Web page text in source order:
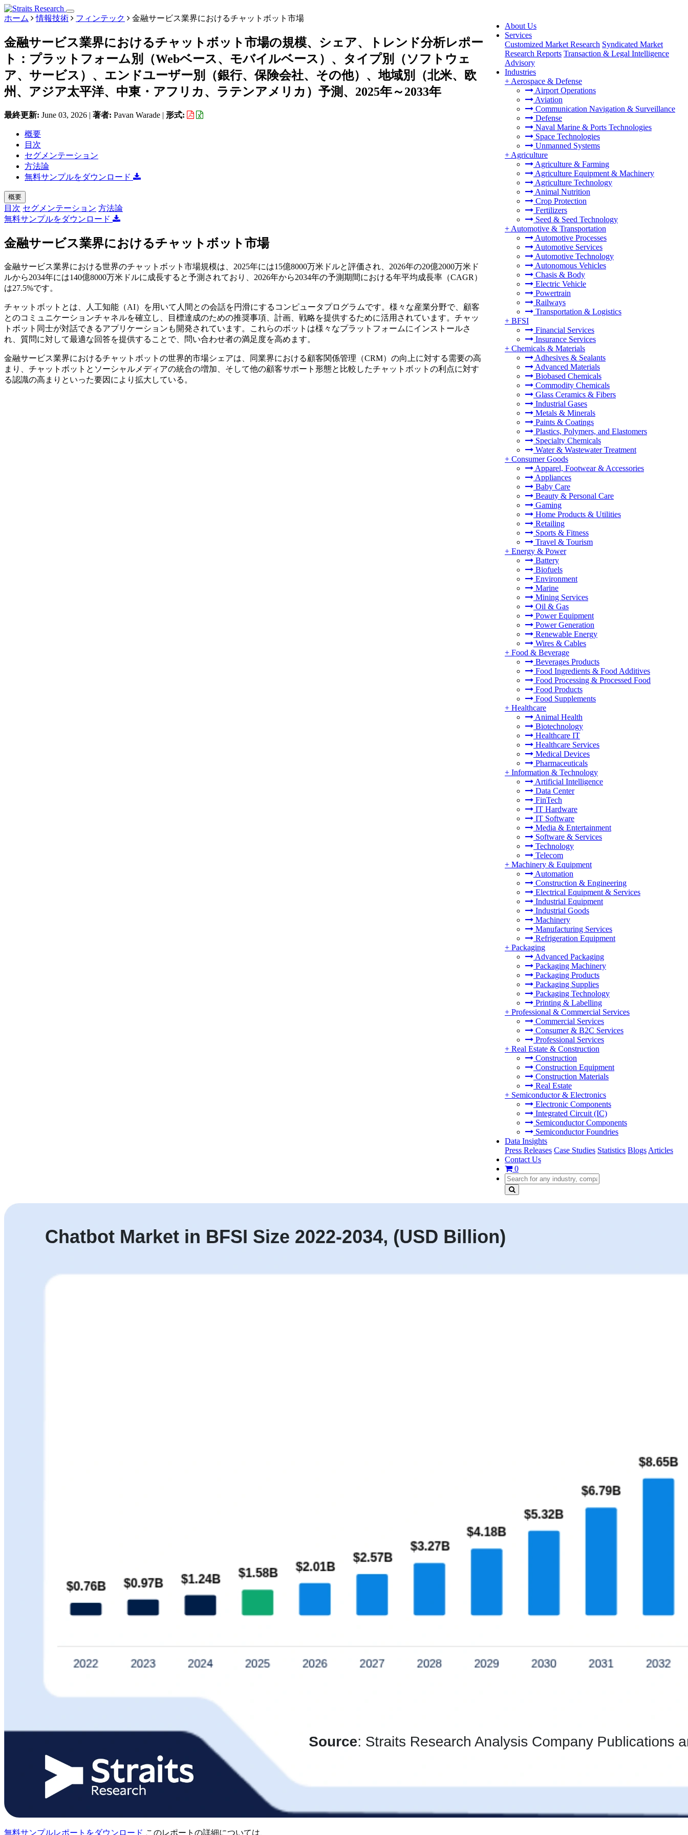
About Us
Services
Customized Market Research Syndicated Market
Research Reports Transaction & Legal Intelligence
Advisory
Industries
+ Aerospace & Defense
Airport Operations
Aviation
Communication Navigation & Surveillance
Defense
Naval Marine & Ports Technologies
Space Technologies
Unmanned Systems
+ Agriculture
Agriculture & Farming
Agriculture Equipment & Machinery
Agriculture Technology
Animal Nutrition
Crop Protection
Fertilizers
Seed & Seed Technology
+ Automotive & Transportation
Automotive Processes
Automotive Services
Automotive Technology
Autonomous Vehicles
Chasis & Body
Electric Vehicle
Powertrain
Railways
Transportation & Logistics
+ BFSI
Financial Services
Insurance Services
+ Chemicals & Materials
Adhesives & Sealants
Advanced Materials
Biobased Chemicals
Commodity Chemicals
Glass Ceramics & Fibers
Industrial Gases
Metals & Minerals
Paints & Coatings
Plastics, Polymers, and Elastomers
Specialty Chemicals
Water & Wastewater Treatment
+ Consumer Goods
Apparel, Footwear & Accessories
Appliances
Baby Care
Beauty & Personal Care
Gaming
Home Products & Utilities
Retailing
Sports & Fitness
Travel & Tourism
+ Energy & Power
Battery
Biofuels
Environment
Marine
Mining Services
Oil & Gas
Power Equipment
Power Generation
Renewable Energy
Wires & Cables
+ Food & Beverage
Beverages Products
Food Ingredients & Food Additives
Food Processing & Processed Food
Food Products
Food Supplements
+ Healthcare
Animal Health
Biotechnology
Healthcare IT
Healthcare Services
Medical Devices
Pharmaceuticals
+ Information & Technology
Artificial Intelligence
Data Center
FinTech
IT Hardware
IT Software
Media & Entertainment
Software & Services
Technology
Telecom
+ Machinery & Equipment
Automation
Construction & Engineering
Electrical Equipment & Services
Industrial Equipment
Industrial Goods
Machinery
Manufacturing Services
Refrigeration Equipment
+ Packaging
Advanced Packaging
Packaging Machinery
Packaging Products
Packaging Supplies
Packaging Technology
Printing & Labelling
+ Professional & Commercial Services
Commercial Services
Consumer & B2C Services
Professional Services
+ Real Estate & Construction
Construction
Construction Equipment
Construction Materials
Real Estate
+ Semiconductor & Electronics
Electronic Components
Integrated Circuit (IC)
Semiconductor Components
Semiconductor Foundries
Data Insights
Press Releases Case Studies Statistics Blogs Articles
Contact Us
0
ホーム 情報技術 フィンテック 金融サービス業界におけるチャットボット市場
金融サービス業界におけるチャットボット市場の規模、シェア、トレンド分析レポー
ト：プラットフォーム別（Webベース、モバイルベース）、タイプ別（ソフトウェ
ア、サービス）、エンドユーザー別（銀行、保険会社、その他）、地域別（北米、欧
州、アジア太平洋、中東・アフリカ、ラテンアメリカ）予測、2025年～2033年
最終更新: June 03, 2026 | 著者: Pavan Warade | 形式:
概要
目次
セグメンテーション
方法論
無料サンプルをダウンロード
概要
目次 セグメンテーション 方法論
無料サンプルをダウンロード
金融サービス業界におけるチャットボット市場
金融サービス業界における世界のチャットボット市場規模は、2025年には15億8000万米ドルと評価され、2026年の20億2000万米ド
ルから2034年には140億8000万米ドルに成長すると予測されており、2026年から2034年の予測期間における年平均成長率（CAGR）
は27.5%です。
チャットボットとは、人工知能（AI）を用いて人間との会話を円滑にするコンピュータプログラムです。様々な産業分野で、顧客
とのコミュニケーションチャネルを確立し、目標達成のための推奨事項、計画、戦略を提供するために活用されています。チャッ
トボット同士が対話できるアプリケーションも開発されています。これらのボットは様々なプラットフォームにインストールさ
れ、質問に対して最適な回答を提供することで、問い合わせ者の満足度を高めます。
金融サービス業界におけるチャットボットの世界的市場シェアは、同業界における顧客関係管理（CRM）の向上に対する需要の高
まり、チャットボットとソーシャルメディアの統合の増加、そして他の顧客サポート形態と比較したチャットボットの利点に対す
る認識の高まりといった要因により拡大している。
無料サンプルレポートをダウンロード このレポートの詳細については、